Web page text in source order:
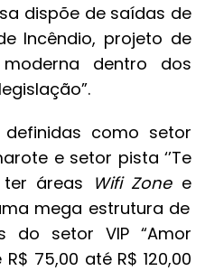
dispõe de saídas de
Incêndio, projeto de
dentro dos
como setor
e setor pista ‘’Te
áreas
Wifi Zonee
mega estrutura de
do setor VIP “Amor
75,00 até R$ 120,00